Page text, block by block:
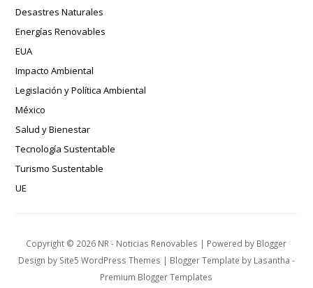
Desastres Naturales
Energías Renovables
EUA
Impacto Ambiental
Legislación y Política Ambiental
México
Salud y Bienestar
Tecnología Sustentable
Turismo Sustentable
UE
Copyright © 2026 NR - Noticias Renovables | Powered by Blogger
Design by Site5 WordPress Themes | Blogger Template by Lasantha -
Premium Blogger Templates